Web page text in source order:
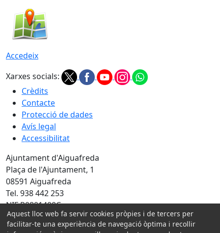
Accedeix
Xarxes socials:
Crèdits
Contacte
Protecció de dades
Avís legal
Accessibilitat
Ajuntament d'Aiguafreda
Plaça de l'Ajuntament, 1
08591 Aiguafreda
Tel. 938 442 253
NIF P0801400C
Amb la col·laboració de:
Aquest lloc web fa servir cookies pròpies i de tercers per
facilitar-te una experiència de navegació òptima i recollir